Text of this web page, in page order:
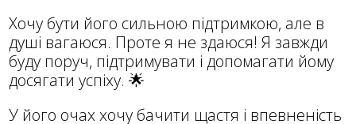
Хочу бути його сильною підтримкою, але в
душі вагаюся. Проте я не здаюся! Я завжди
буду поруч, підтримувати і допомагати йому
досягати успіху. 🌟
У його очах хочу бачити щастя і впевненість